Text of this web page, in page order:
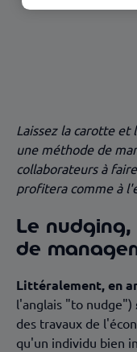
Nudging : un «
La révolution
Laissez la carotte et
une méthode de
collaborateurs à
profitera comme à
Le
de
Littéralement, en
l'anglais "to nudge")
des travaux de
qu'un individu bien